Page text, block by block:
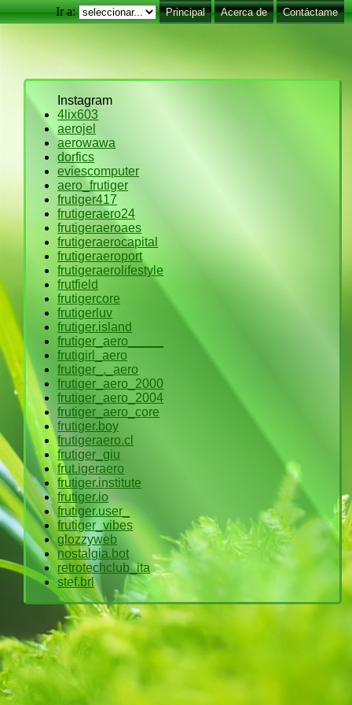
Instagram
4lix603
aerojel
aerowawa
dorfics
eviescomputer
aero_frutiger
frutiger417
frutigeraero24
frutigeraeroaes
frutigeraerocapital
frutigeraeroport
frutigeraerolifestyle
frutfield
frutigercore
frutigerluv
frutiger.island
frutiger_aero_____
frutigirl_aero
frutiger_._aero
frutiger_aero_2000
frutiger_aero_2004
frutiger_aero_core
frutiger.boy
frutigeraero.cl
frutiger_giu
frut.igeraero
frutiger.institute
frutiger.io
frutiger.user_
frutiger_vibes
glozzyweb
nostalgia.bot
retrotechclub_ita
stef.brl
Ir a: Principal Acerca de Contáctame